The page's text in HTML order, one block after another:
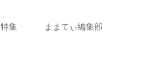
特集 ままてぃ編集部